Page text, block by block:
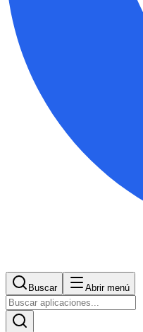
Buscar Abrir menú